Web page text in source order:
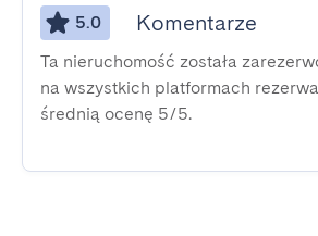
5.0 Komentarze
Ta nieruchomość została
na wszystkich platformach
średnią ocenę 5/5.